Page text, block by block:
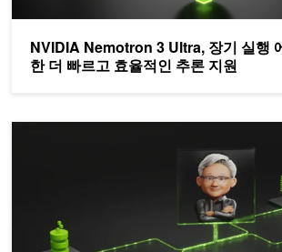
NVIDIA Nemotron 3 Ultra, 장기 실행
한 더 빠르고 효율적인 추론 지원